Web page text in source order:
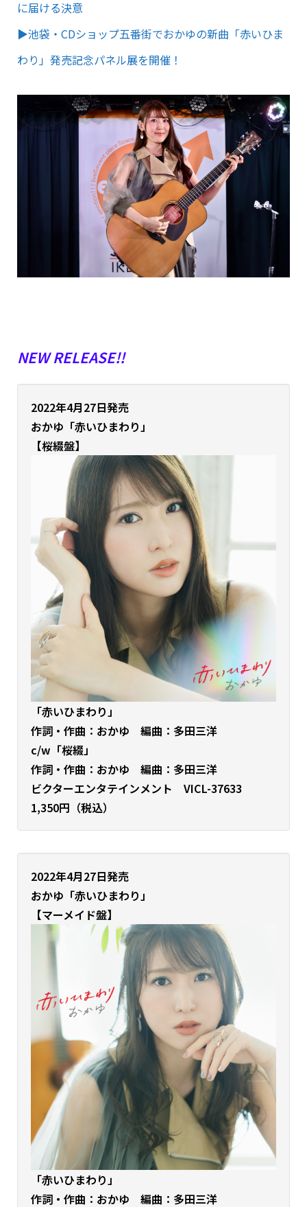
に届ける決意
▶︎池袋・CDショップ五番街でおかゆの新曲「赤いひま
わり」発売記念パネル展を開催！
NEW RELEASE!!
2022年4月27日発売
おかゆ 「赤いひまわり」
【桜綴盤】
「赤いひまわり 」
作詞・ 作曲：おかゆ 編曲：多田三洋
c/w「桜綴」
作詞・ 作曲：おかゆ 編曲：多田三洋
ビクターエンタテインメント VICL-37633
1,350円（税込）
2022年4月27日発売
おかゆ 「赤いひまわり」
【マーメイド盤】
「赤いひまわり 」
作詞・ 作曲：おかゆ 編曲：多田三洋